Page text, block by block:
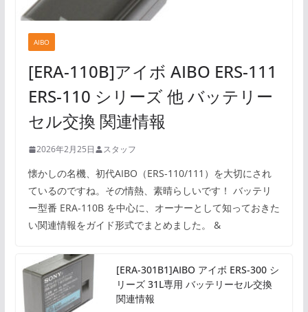
AIBO
[ERA-110B]アイボ AIBO ERS-111
ERS-110 シリーズ 他 バッテリー
セル交換 関連情報
2026年2月25日 スタッフ
懐かしの名機、初代AIBO（ERS-110/111）を大切にされ
ているのですね。その情熱、素晴らしいです！ バッテリ
ー型番 ERA-110B を中心に、オーナーとして知っておきた
い関連情報をガイド形式でまとめました。 &
[ERA-301B1]AIBO アイボ ERS-300 シ
リーズ 31L専用 バッテリーセル交換
関連情報